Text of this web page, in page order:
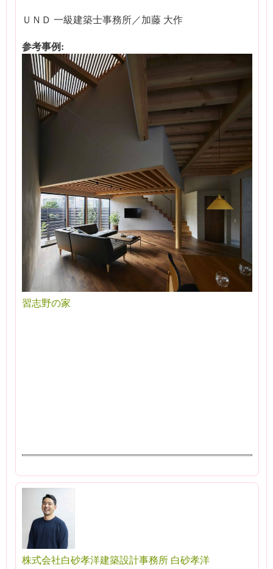
ＵＮＤ 一級建築士事務所／加藤 大作
参考事例:
習志野の家
株式会社白砂孝洋建築設計事務所 白砂孝洋